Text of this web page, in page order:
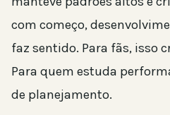
com começo,
faz sentido. Para fãs, isso
Para quem estuda
de planejamento.